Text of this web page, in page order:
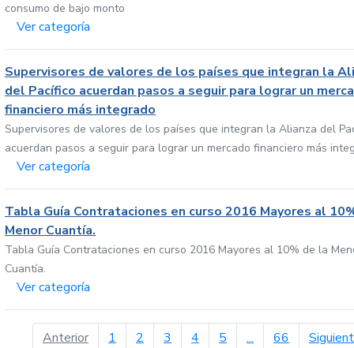
consumo de bajo monto
Ver categoría
Supervisores de valores de los países que integran la
del Pacífico acuerdan pasos a seguir para lograr un
financiero más integrado
Supervisores de valores de los países que integran la Alianza del
acuerdan pasos a seguir para lograr un mercado financiero más
Ver categoría
Tabla Guía Contrataciones en curso 2016 Mayores al
Menor Cuantía.
Tabla Guía Contrataciones en curso 2016 Mayores al 10% de la
Cuantía.
Ver categoría
Anteriorpágina anterior
1 2 3 4 5 ... 66